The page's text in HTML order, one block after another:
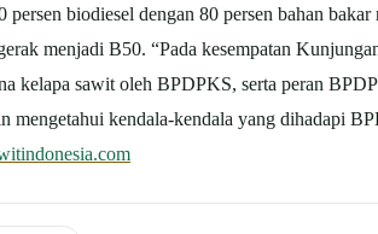
biodiesel dengan 80 persen bahan
menjadi B50. “Pada kesempatan
kelapa sawit oleh BPDPKS, serta peran
kendala-kendala yang dihadapi